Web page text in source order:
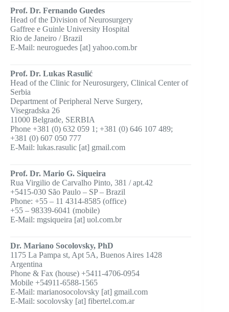
Prof. Dr. Fernando Guedes
Head of the Division of Neurosurgery
Gaffree e Guinle University Hospital
Rio de Janeiro / Brazil
E-Mail: neuroguedes [at] yahoo.com.br
Prof. Dr. Lukas Rasulić
Head of the Clinic for Neurosurgery, Clinical Center of
Serbia
Department of Peripheral Nerve Surgery,
Visegradska 26
11000 Belgrade, SERBIA
Phone +381 (0) 632 059 1; +381 (0) 646 107 489;
+381 (0) 607 050 777
E-Mail: lukas.rasulic [at] gmail.com
Prof. Dr. Mario G. Siqueira
Rua Virgilio de Carvalho Pinto, 381 / apt.42
+5415-030 São Paulo – SP – Brazil
Phone: +55 – 11 4314-8585 (office)
+55 – 98339-6041 (mobile)
E-Mail: mgsiqueira [at] uol.com.br
Dr. Mariano Socolovsky, PhD
1175 La Pampa st, Apt 5A, Buenos Aires 1428
Argentina
Phone & Fax (house) +5411-4706-0954
Mobile +54911-6588-1565
E-Mail: marianosocolovsky [at] gmail.com
E-Mail: socolovsky [at] fibertel.com.ar